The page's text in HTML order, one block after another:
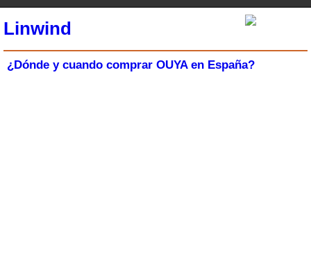
Linwind
¿Dónde y cuando comprar OUYA en España?